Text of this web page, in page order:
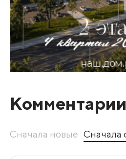
Сначала новые Сначала